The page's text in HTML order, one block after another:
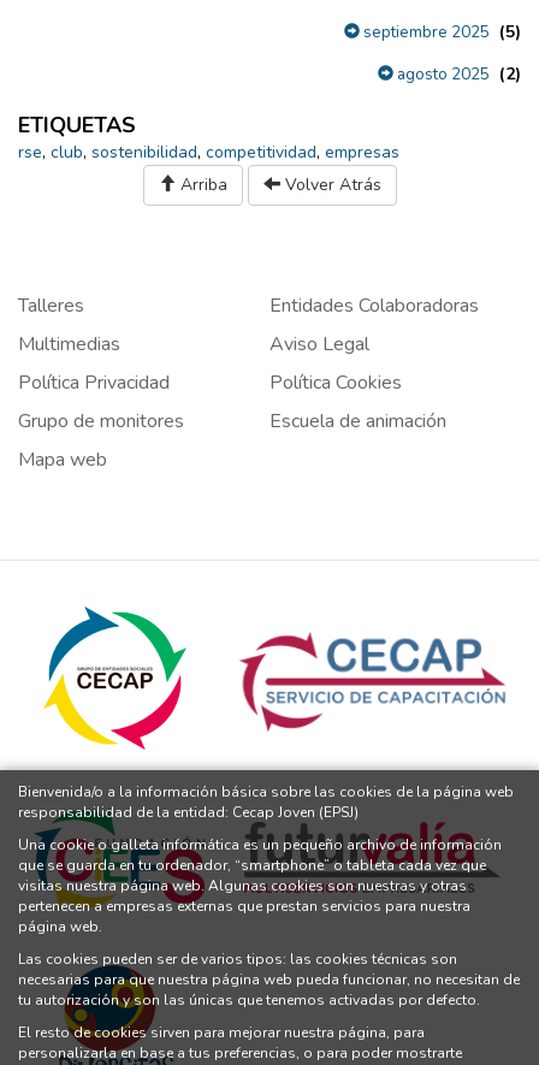
septiembre 2025 (5)
agosto 2025 (2)
ETIQUETAS
rse, club, sostenibilidad, competitividad, empresas
Arriba
Volver Atrás
Talleres
Entidades Colaboradoras
Multimedias
Aviso Legal
Política Privacidad
Política Cookies
Grupo de monitores
Escuela de animación
Mapa web
Bienvenida/o a la información básica sobre las cookies de la página web
responsabilidad de la entidad: Cecap Joven (EPSJ)
Una cookie o galleta informática es un pequeño archivo de información
que se guarda en tu ordenador, “smartphone” o tableta cada vez que
visitas nuestra página web. Algunas cookies son nuestras y otras
pertenecen a empresas externas que prestan servicios para nuestra
página web.
Las cookies pueden ser de varios tipos: las cookies técnicas son
necesarias para que nuestra página web pueda funcionar, no necesitan de
tu autorización y son las únicas que tenemos activadas por defecto.
El resto de cookies sirven para mejorar nuestra página, para
personalizarla en base a tus preferencias, o para poder mostrarte